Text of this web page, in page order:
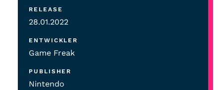
RELEASE
28.01.2022
ENTWICKLER
Game Freak
PUBLISHER
Nintendo